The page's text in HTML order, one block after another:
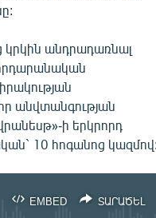
անդրադառնալ
անվտանգության
ի երկրորդ
10 հոգանոց կազմով:
EMBED ՏԱՐԱԾԵԼ